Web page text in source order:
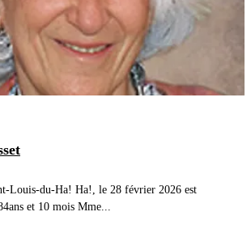
Louis-du-Ha! Ha!, le 28 février 2026 est
et 10 mois Mme...